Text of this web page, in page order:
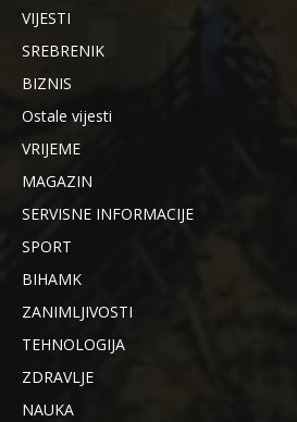
VIJESTI
SREBRENIK
BIZNIS
Ostale vijesti
VRIJEME
MAGAZIN
SERVISNE INFORMACIJE
SPORT
BIHAMK
ZANIMLJIVOSTI
TEHNOLOGIJA
ZDRAVLJE
NAUKA